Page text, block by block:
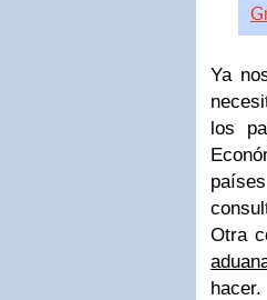
Ya
los
Otra
hacer.